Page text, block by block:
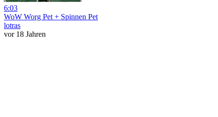
6:03
WoW Worg Pet + Spinnen Pet
lotras
vor 18 Jahren